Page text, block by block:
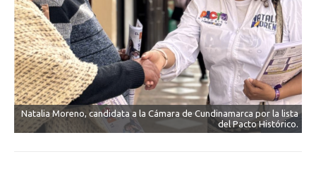
Natalia Moreno, candidata a la Cámara de Cundinamarca por la lista
del Pacto Histórico.